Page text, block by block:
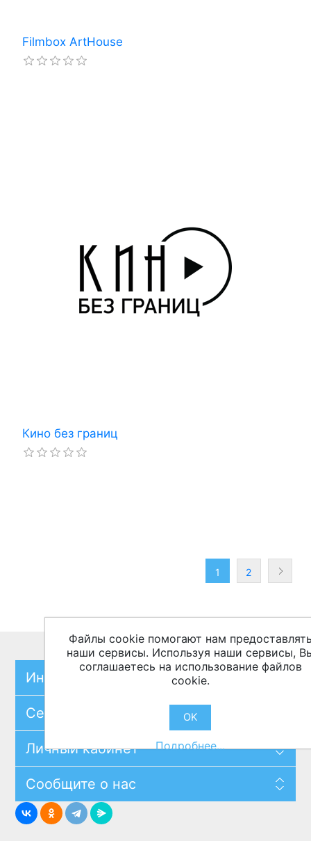
Filmbox ArtHouse
Кино без границ
1 2
Информация
Сервисы
Личный кабинет
Сообщите о нас
Файлы cookie помогают нам
наши сервисы. Используя наши сервисы,
соглашаетесь на использование файлов
cookie.
OK
Подробнее...